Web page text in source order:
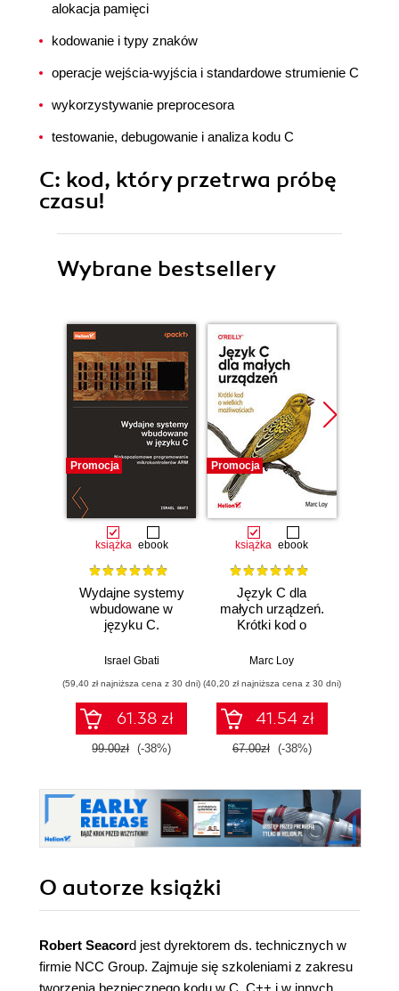
alokacja pamięci
kodowanie i typy znaków
operacje wejścia-wyjścia i standardowe strumienie C
wykorzystywanie preprocesora
testowanie, debugowanie i analiza kodu C
C: kod, który przetrwa próbę
czasu!
Wybrane bestsellery
Promocja
książka ebook
Wydajne systemy
wbudowane w
języku C.
programowanie
ARM
Israel Gbati
(59,40 zł najniższa cena z 30 dni)
61.38 zł
99.00zł (-38%)
Promocja
książka ebook
Język C dla
małych urządzeń.
Krótki kod o
możliwościach
Marc Loy
(40,20 zł najniższa cena z 30 dni)
41.54 zł
67.00zł (-38%)
O autorze książki
Robert Seacord jest dyrektorem ds. technicznych w
firmie NCC Group. Zajmuje się szkoleniami z zakresu